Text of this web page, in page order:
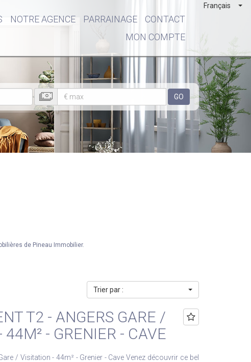
NOTRE AGENCE PARRAINAGE
CONTACT
MON COMPTE
Français
GO
de Pineau Immobilier.
Trier par :
T2 - ANGERS GARE /
44M² - GRENIER - CAVE
- 44m² - Grenier - Cave Venez découvrir ce bel